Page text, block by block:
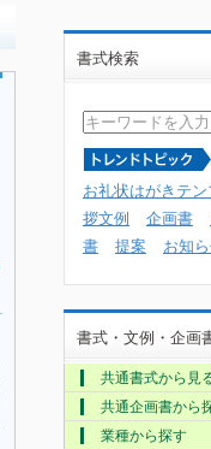
書式検索
お礼状はがきテン
拶文例
企画書
書
提案 お知
書式・文例・企画
共通書式から見
共通企画書から
業種から探す